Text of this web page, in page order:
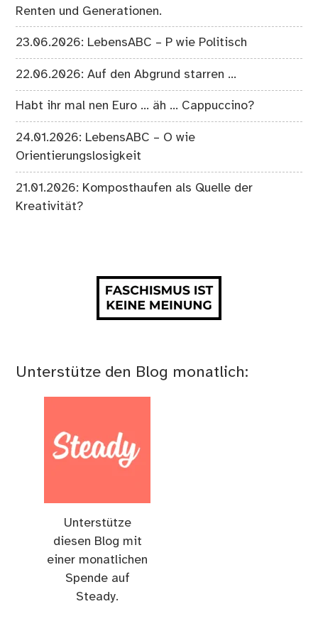
Renten und Generationen.
23.06.2026: LebensABC – P wie Politisch
22.06.2026: Auf den Abgrund starren …
Habt ihr mal nen Euro … äh … Cappuccino?
24.01.2026: LebensABC – O wie
Orientierungslosigkeit
21.01.2026: Komposthaufen als Quelle der
Kreativität?
Unterstütze den Blog monatlich:
Unterstütze
diesen Blog mit
einer monatlichen
Spende auf
Steady.